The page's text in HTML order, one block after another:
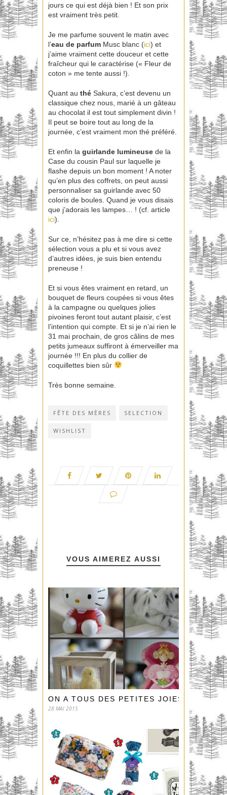
jours ce qui est déjà bien ! Et son prix
est vraiment très petit.
Je me parfume souvent le matin avec
l’eau de parfum Musc blanc (ici) et
j’aime vraiment cette douceur et cette
fraîcheur qui le caractérise (« Fleur de
coton » me tente aussi !).
Quant au thé Sakura, c’est devenu un
classique chez nous, marié à un gâteau
au chocolat il est tout simplement divin !
Il peut se boire tout au long de la
journée, c’est vraiment mon thé préféré.
Et enfin la guirlande lumineuse de la
Case du cousin Paul sur laquelle je
flashe depuis un bon moment ! A noter
qu’en plus des coffrets, on peut aussi
personnaliser sa guirlande avec 50
coloris de boules. Quand je vous disais
que j’adorais les lampes… ! (cf. article
ici).
Sur ce, n’hésitez pas à me dire si cette
sélection vous a plu et si vous avez
d’autres idées, je suis bien entendu
preneuse !
Et si vous êtes vraiment en retard, un
bouquet de fleurs coupées si vous êtes
à la campagne ou quelques jolies
pivoines feront tout autant plaisir, c’est
l’intention qui compte. Et si je n’ai rien le
31 mai prochain, de gros câlins de mes
petits jumeaux suffiront à émerveiller ma
journée !!! En plus du collier de
coquillettes bien sûr
Très bonne semaine.
FÊTE DES MÈRES SELECTION
WISHLIST
VOUS AIMEREZ AUSSI
ON A TOUS DES PETITES JOIES !
28 MAI 2015